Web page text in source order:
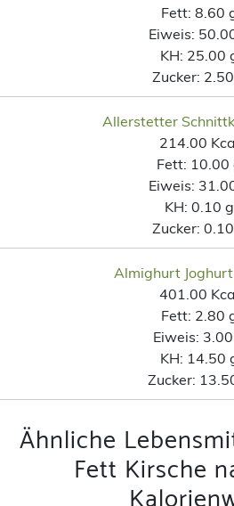
Fett: 8.60
Eiweis:
KH: 25.00
Zucker:
Allerstetter
214.00
Fett: 10.00
Eiweis:
KH: 0.10 g
Zucker:
Almighurt
401.00
Fett: 2.80
Eiweis:
KH: 14.50
Zucker:
Ähnliche
Fett Kirsche